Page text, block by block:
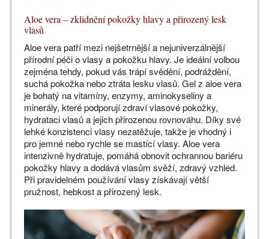
Aloe vera – zklidnění pokožky hlavy a přirozený lesk
vlasů
Aloe vera patří mezi nejšetrnější a nejuniverzálnější
přírodní péči o vlasy a pokožku hlavy. Je ideální volbou
zejména tehdy, pokud vás trápí svědění, podráždění,
suchá pokožka nebo ztráta lesku vlasů. Gel z aloe vera
je bohatý na vitamíny, enzymy, aminokyseliny a
minerály, které podporují zdraví vlasové pokožky,
hydrataci vlasů a jejich přirozenou rovnováhu. Díky své
lehké konzistenci vlasy nezatěžuje, takže je vhodný i
pro jemné nebo rychle se mastící vlasy. Aloe vera
intenzivně hydratuje, pomáhá obnovit ochrannou bariéru
pokožky hlavy a dodává vlasům svěží, zdravý vzhled.
Při pravidelném používání vlasy získávají větší
pružnost, hebkost a přirozený lesk.